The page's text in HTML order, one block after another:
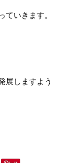
ていきます。
展しますよう